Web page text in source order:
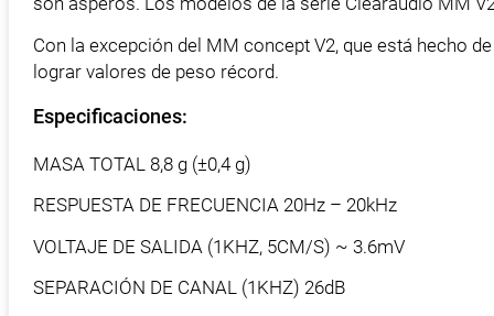
Con la excepción del MM concept V2, que está hecho
lograr valores de peso récord.
Especificaciones:
MASA TOTAL 8,8 g (±0,4 g)
RESPUESTA DE FRECUENCIA 20Hz – 20kHz
VOLTAJE DE SALIDA (1KHZ, 5CM/S) ~ 3.6mV
SEPARACIÓN DE CANAL (1KHZ) 26dB